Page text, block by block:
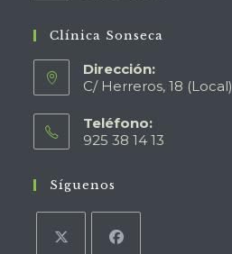
Clínica Sonseca
Dirección:
C/ Herreros, 18 (Local)
Teléfono:
925 38 14 13
Síguenos